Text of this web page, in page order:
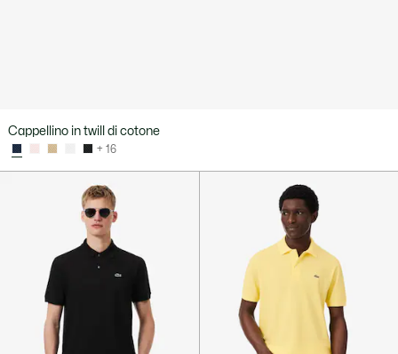
Cappellino in twill di cotone
+ 16